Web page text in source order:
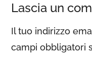
Lascia un
Il tuo indirizzo
campi obbligatori